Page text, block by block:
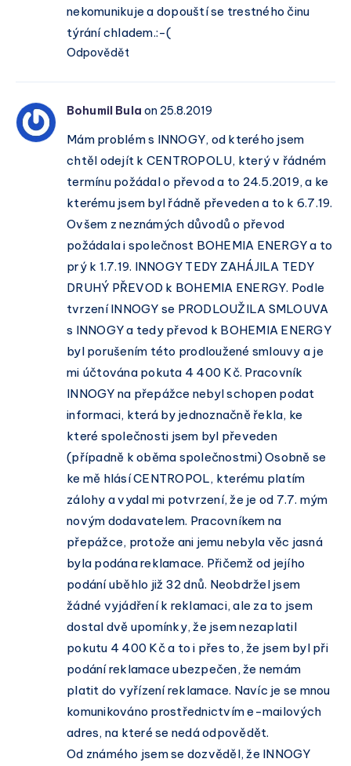
nekomunikuje a dopouští se trestného činu
týrání chladem.:-(
Odpovědět
Bohumil Bula on 25.8.2019
Mám problém s INNOGY, od kterého jsem
chtěl odejít k CENTROPOLU, který v řádném
termínu požádal o převod a to 24.5.2019, a ke
kterému jsem byl řádně převeden a to k 6.7.19.
Ovšem z neznámých důvodů o převod
požádala i společnost BOHEMIA ENERGY a to
prý k 1.7.19. INNOGY TEDY ZAHÁJILA TEDY
DRUHÝ PŘEVOD k BOHEMIA ENERGY. Podle
tvrzení INNOGY se PRODLOUŽILA SMLOUVA
s INNOGY a tedy převod k BOHEMIA ENERGY
byl porušením této prodloužené smlouvy a je
mi účtována pokuta 4 400 Kč. Pracovník
INNOGY na přepážce nebyl schopen podat
informaci, která by jednoznačně řekla, ke
které společnosti jsem byl převeden
(případně k oběma společnostmi) Osobně se
ke mě hlásí CENTROPOL, kterému platím
zálohy a vydal mi potvrzení, že je od 7.7. mým
novým dodavatelem. Pracovníkem na
přepážce, protože ani jemu nebyla věc jasná
byla podána reklamace. Přičemž od jejího
podání uběhlo již 32 dnů. Neobdržel jsem
žádné vyjádření k reklamaci, ale za to jsem
dostal dvě upomínky, že jsem nezaplatil
pokutu 4 400 Kč a to i přes to, že jsem byl při
podání reklamace ubezpečen, že nemám
platit do vyřízení reklamace. Navíc je se mnou
komunikováno prostřednictvím e-mailových
adres, na které se nedá odpovědět.
Od známého jsem se dozvěděl, že INNOGY